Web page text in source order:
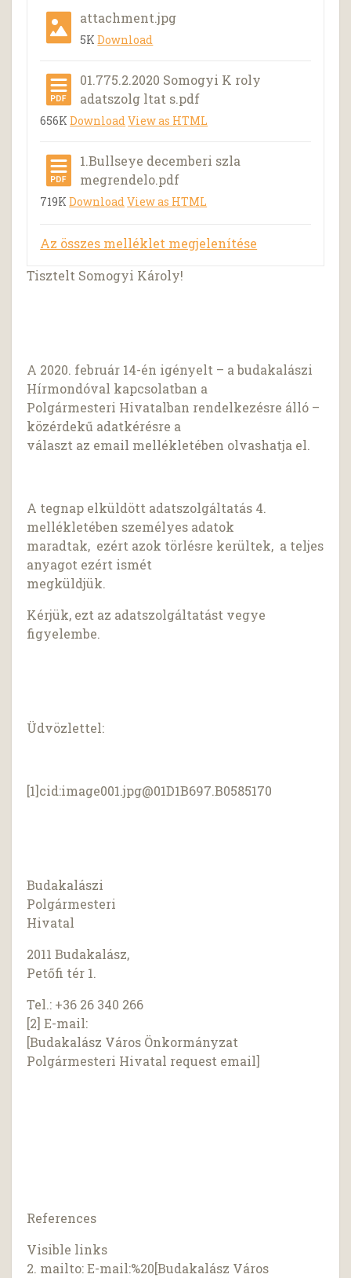
attachment.jpg
5KDownload
01.775.2.2020 Somogyi K roly
adatszolg ltat s.pdf
656KDownloadView as HTML
1.Bullseye decemberi szla
megrendelo.pdf
719KDownloadView as HTML
Az összes melléklet megjelenítése
Tisztelt Somogyi Károly!
A 2020. február 14-én igényelt – a budakalászi
Hírmondóval kapcsolatban a
Polgármesteri Hivatalban rendelkezésre álló –
közérdekű adatkérésre a
választ az email mellékletében olvashatja el.
A tegnap elküldött adatszolgáltatás 4.
mellékletében személyes adatok
maradtak, ezért azok törlésre kerültek, a teljes
anyagot ezért ismét
megküldjük.
Kérjük, ezt az adatszolgáltatást vegye
figyelembe.
Üdvözlettel:
[1]cid:image001.jpg@01D1B697.B0585170
Budakalászi
Polgármesteri
Hivatal
2011 Budakalász,
Petőfi tér 1.
Tel.: +36 26 340 266
[2] E-mail:
[Budakalász Város Önkormányzat
Polgármesteri Hivatal request email]
References
Visible links
2. mailto: E-mail:%20[Budakalász Város